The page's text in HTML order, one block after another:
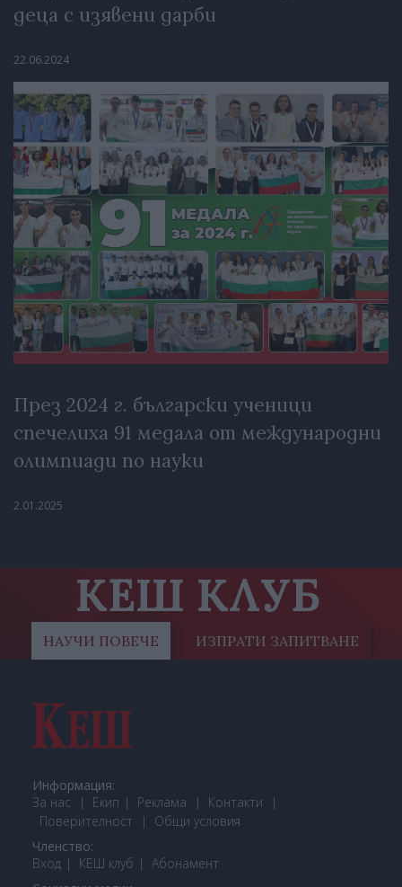
деца с изявени дарби
22.06.2024
През 2024 г. български ученици
спечелиха 91 медала от международни
олимпиади по науки
2.01.2025
КЕШ КЛУБ
НАУЧИ ПОВЕЧЕ ИЗПРАТИ ЗАПИТВАНЕ
Информация:
За нас
Екип Реклама
Контакти
Поверителност
Общи условия
Членство:
Вход
КЕШ клуб Абонамент